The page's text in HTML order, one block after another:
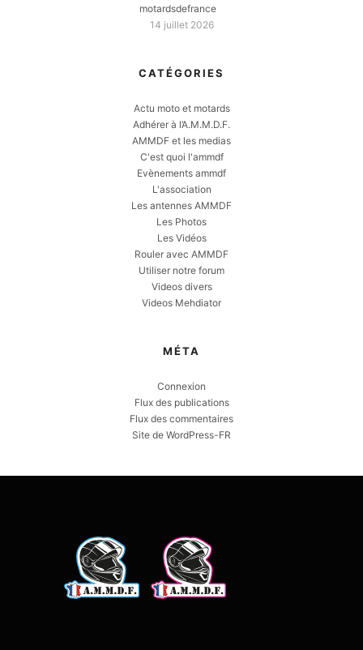
motardsdefrance
14 juillet 2026
CATÉGORIES
Actu moto et motards
Adhérer à l’A.M.M.D.F.
AMMDF et les medias
C'est quoi l'ammdf
Evènements ammdf
L'association
Les antennes AMMDF
Les Photos
Les Vidéos
Rouler avec AMMDF
Utiliser notre forum
Videos divers
Videos Mehdiator
MÉTA
Connexion
Flux des publications
Flux des commentaires
Site de WordPress-FR